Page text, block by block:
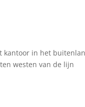
kantoor in het
westen van de lijn